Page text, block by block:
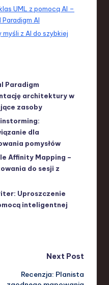
UML z pomocą AI –
AI
z AI do szybkiej
Paradigm
architektury w
zasoby
dla
pomysłów
Affinity Mapping –
do sesji z
Uproszczenie
inteligentnej
Next Post
Recenzja: Planista